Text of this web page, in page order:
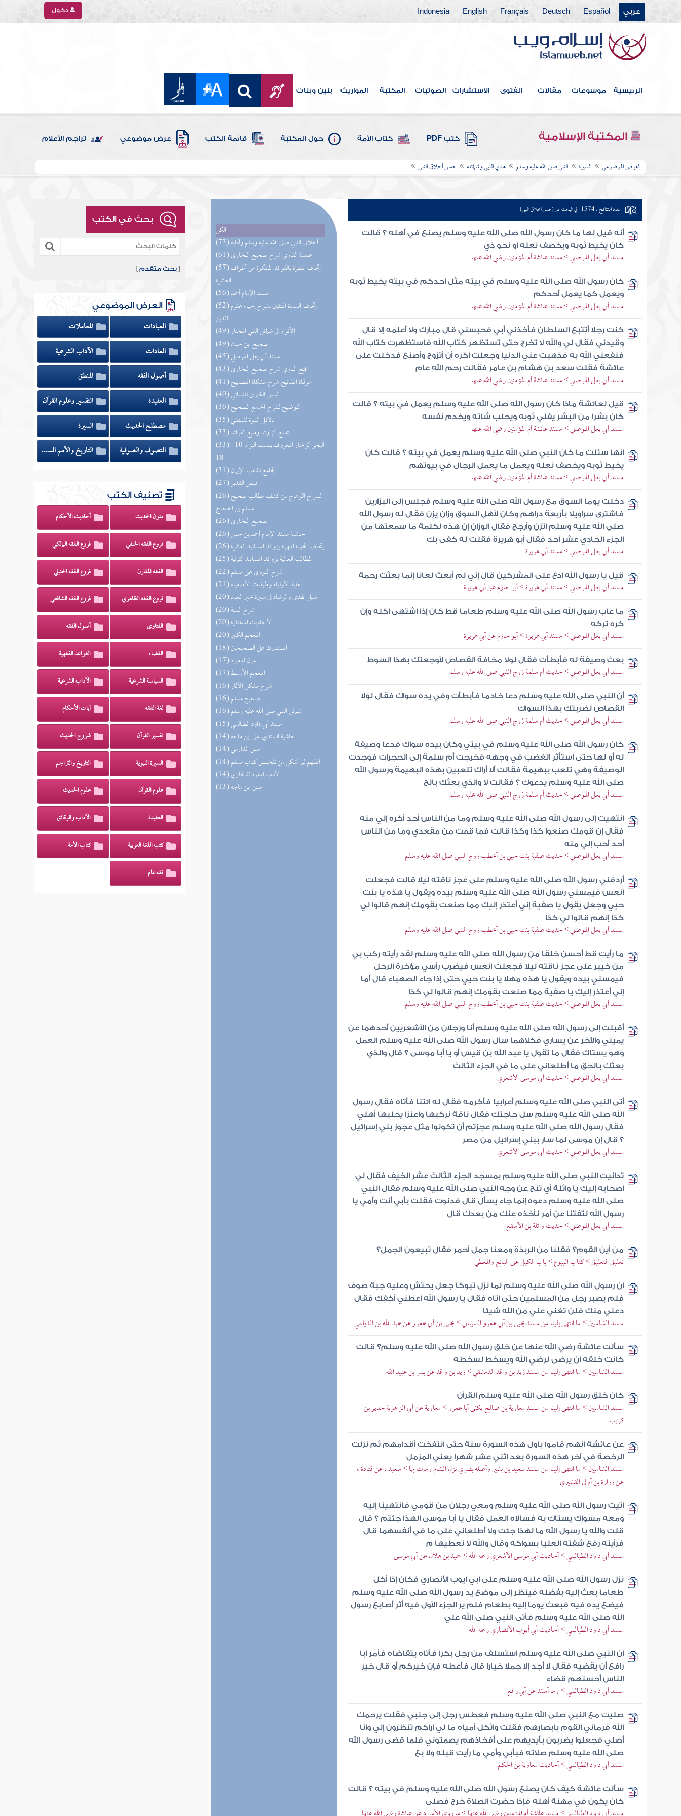
عربي Español
Deutsch
Français
English
Indonesia دخول
الرئيسية موسوعات مقالات الفتوى الاستشارات الصوتيات المكتبة المواريث بنين وبنات
المكتبة الإسلامية كتب PDF كتاب الأمة حول المكتبة قائمة الكتب عرض موضوعي تراجم الأعلام
العرض الموضوعي السيرة النبي صلى الله عليه وسلم هدي النبي وشمائله حسن أخلاق النبي
الكل
(73) أخلاق النبي صلى الله عليه وسلم وآدابه
(61) عمدة القاري شرح صحيح البخاري
(57) إتحاف المهرة بالفوائد المبتكرة من أطراف
العشرة
(56) مسند الإمام أحمد
(52) إتحاف السادة المتقين بشرح إحياء علوم
الدين
(49) الأنوار في شمائل النبي المختار
(49) صحيح ابن حبان
(45) مسند أبي يعلى الموصلي
(43) فتح الباري شرح صحيح البخاري
(41) مرقاة المفاتيح شرح مشكاة المصابيح
(40) السنن الكبرى للنسائي
(36) التوضيح لشرح الجامع الصحيح
(35) دلائل النبوة للبيهقي
(33) مجمع الزاوئد ومنبع الفوائد
(33) البحر الزخار المعروف بمسند البزار 10 -
18
(31) الجامع لشعب الإيمان
(27) فيض القدير
(26) السراج الوهاج من كشف مطالب صحيح
مسلم بن الحجاج
(26) صحيح البخاري
(26) حاشية مسند الإمام أحمد بن حنبل
(26) إتحاف الخيرة المهرة بزوائد المسانيد العشرة
(25) المطالب العالية بزوائد المسانيد الثمانية
(22) شرح النووي على مسلم
(21) حلية الأولياء وطبقات الأصفياء
(20) سبل الهدى والرشاد في سيرة خير العباد
(20) شرح السنة
(20) الأحاديث المختارة
(20) المعجم الكبير
(18) المستدرك على الصحيحين
(17) عون المعبود
(17) المعجم الأوسط
(16) شرح مشكل الآثار
(16) صحيح مسلم
(16) شمائل النبي صلى الله عليه وسلم
(15) مسند أبي داود الطيالسي
(14) حاشية السندي على ابن ماجه
(14) سنن الدارمي
(14) المفهم لما أشكل من تلخيص كتاب مسلم
(14) الأدب المفرد للبخاري
(13) سنن ابن ماجه
عدد النتائج : 1574 في البحث عن (حسن أخلاق النبي)
أنه قيل لها ما كان رسول الله صلى الله عليه وسلم يصنع في أهله ؟ قالت
كان يخيط ثوبه ويخصف نعله أو نحو ذي
مسند أبي يعلى الموصلي > مسند عائشة أم المؤمنين رضي الله عنها
كان رسول الله صلى الله عليه وسلم في بيته مثل أحدكم في بيته يخيط ثوبه
ويعمل كما يعمل أحدكم
مسند أبي يعلى الموصلي > مسند عائشة أم المؤمنين رضي الله عنها
كنت رجلا أتتبع السلطان فأخذني أبي فحبسني قال مبارك ولا أعلمه إلا قال
وقيدني فقال لي والله لا تخرج حتى تستظهر كتاب الله فاستظهرت كتاب الله
فنفعني الله به فذهبت عني الدنيا وجعلت أكره أن أتزوج وأصنع فدخلت على
عائشة فقلت سعد بن هشام بن عامر فقالت رحم الله عام
مسند أبي يعلى الموصلي > مسند عائشة أم المؤمنين رضي الله عنها
قيل لعائشة ماذا كان رسول الله صلى الله عليه وسلم يعمل في بيته ؟ قالت
كان بشرا من البشر يفلي ثوبه ويحلب شاته ويخدم نفسه
مسند أبي يعلى الموصلي > مسند عائشة أم المؤمنين رضي الله عنها
أنها سئلت ما كان النبي صلى الله عليه وسلم يعمل في بيته ؟ قالت كان
يخيط ثوبه ويخصف نعله ويعمل ما يعمل الرجال في بيوتهم
مسند أبي يعلى الموصلي > مسند عائشة أم المؤمنين رضي الله عنها
دخلت يوما السوق مع رسول الله صلى الله عليه وسلم فجلس إلى البزارين
فاشترى سراويلا بأربعة دراهم وكان لأهل السوق وزان يزن فقال له رسول الله
صلى الله عليه وسلم اتزن وأرجح فقال الوزان إن هذه لكلمة ما سمعتها من
الجزء الحادي عشر أحد فقال أبو هريرة فقلت له كفى بك
مسند أبي يعلى الموصلي > مسند أبي هريرة
قيل يا رسول الله ادع على المشركين قال إني لم أبعث لعانا إنما بعثت رحمة
مسند أبي يعلى الموصلي > مسند أبي هريرة > أبو حازم عن أبي هريرة
ما عاب رسول الله صلى الله عليه وسلم طعاما قط كان إذا اشتهى أكله وإن
كره تركه
مسند أبي يعلى الموصلي > مسند أبي هريرة > أبو حازم عن أبي هريرة
بعث وصيفة له فأبطأت فقال لولا مخافة القصاص لأوجعتك بهذا السوط
مسند أبي يعلى الموصلي > حديث أم سلمة زوج النبي صلى الله عليه وسلم
أن النبي صلى الله عليه وسلم دعا خادما فأبطأت وفي يده سواك فقال لولا
القصاص لضربتك بهذا السواك
مسند أبي يعلى الموصلي > حديث أم سلمة زوج النبي صلى الله عليه وسلم
كان رسول الله صلى الله عليه وسلم في بيتي وكان بيده سواك فدعا وصيفة
له أو لها حتى استأثر الغضب في وجهه فخرجت أم سلمة إلى الحجرات فوجدت
الوصيفة وهي تلعب ببهيمة فقالت ألا أراك تلعبين بهذه البهيمة ورسول الله
صلى الله عليه وسلم يدعوك ؟ فقالت لا والذي بعثك بالح
مسند أبي يعلى الموصلي > حديث أم سلمة زوج النبي صلى الله عليه وسلم
انتهيت إلى رسول الله صلى الله عليه وسلم وما من الناس أحد أكره إلي منه
فقال إن قومك صنعوا كذا وكذا قالت فما قمت من مقعدي وما من الناس
أحد أحب إلي منه
مسند أبي يعلى الموصلي > حديث صفية بنت حيي بن أخطب زوج النبي صلى الله عليه وسلم
أردفني رسول الله صلى الله عليه وسلم على عجز ناقته ليلا قالت فجعلت
أنعس فيمسني رسول الله صلى الله عليه وسلم بيده ويقول يا هذه يا بنت
حيي وجعل يقول يا صفية إني أعتذر إليك مما صنعت بقومك إنهم قالوا لي
كذا إنهم قالوا لي كذا
مسند أبي يعلى الموصلي > حديث صفية بنت حيي بن أخطب زوج النبي صلى الله عليه وسلم
ما رأيت قط أحسن خلقا من رسول الله صلى الله عليه وسلم لقد رأيته ركب بي
من خيبر على عجز ناقته ليلا فجعلت أنعس فيضرب رأسي مؤخرة الرحل
فيمسني بيده ويقول يا هذه مهلا يا بنت حيي حتى إذا جاء الصهباء قال أما
إني أعتذر إليك يا صفية مما صنعت بقومك إنهم قالوا لي كذا
مسند أبي يعلى الموصلي > حديث صفية بنت حيي بن أخطب زوج النبي صلى الله عليه وسلم
أقبلت إلى رسول الله صلى الله عليه وسلم أنا ورجلان من الأشعريين أحدهما عن
يميني والآخر عن يساري فكلاهما سأل رسول الله صلى الله عليه وسلم العمل
وهو يستاك فقال ما تقول يا عبد الله بن قيس أو يا أبا موسى ؟ قال والذي
بعثك بالحق ما أطلعاني على ما في الجزء الثالث
مسند أبي يعلى الموصلي > حديث أبي موسى الأشعري
أتى النبي صلى الله عليه وسلم أعرابيا فأكرمه فقال له ائتنا فأتاه فقال رسول
الله صلى الله عليه وسلم سل حاجتك فقال ناقة نركبها وأعنزا يحلبها أهلي
فقال رسول الله صلى الله عليه وسلم عجزتم أن تكونوا مثل عجوز بني إسرائيل
؟ قال إن موسى لما سار ببني إسرائيل من مصر
مسند أبي يعلى الموصلي > حديث أبي موسى الأشعري
تدانيت النبي صلى الله عليه وسلم بمسجد الجزء الثالث عشر الخيف فقال لي
أصحابه إليك يا واثلة أي تنح عن وجه النبي صلى الله عليه وسلم فقال النبي
صلى الله عليه وسلم دعوه إنما جاء يسأل قال فدنوت فقلت بأبي أنت وأمي يا
رسول الله لتفتنا عن أمر نأخذه عنك من بعدك قال
مسند أبي يعلى الموصلي > حديث واثلة بن الأسقع
من أين القوم؟ فقلنا من الربذة ومعنا جمل أحمر فقال تبيعون الجمل؟
تغليق التعليق > كتاب البيوع > باب الكيل على البائع والمعطي
أن رسول الله صلى الله عليه وسلم لما نزل تبوكا جعل يحتش وعليه جبة صوف
فلم يصبر رجل من المسلمين حتى أتاه فقال يا رسول الله أعطني أكفك فقال
دعني منك فلن تغني عني من الله شيئا
مسند الشاميين > ما انتهى إلينا من مسند يحيى بن أبي عمرو السيباني > يحيى بن أبي عمرو عن عبد الله بن الديلمي
سألت عائشة رضي الله عنها عن خلق رسول الله صلى الله عليه وسلم؟ قالت
كانت خلقه أن يرضى لرضي الله ويسخط لسخطه
مسند الشاميين > ما انتهى إلينا من مسند زيد بن واقد الدمشقي > زيد بن واقد عن بسر بن عبيد الله
كان خلق رسول الله صلى الله عليه وسلم القرآن
مسند الشاميين > ما انتهى إلينا من مسند معاوية بن صالح يكنى أبا عمرو > معاوية عن أبي الزاهرية حدير بن
كريب
عن عائشة أنهم قاموا بأول هذه السورة سنة حتى انتفخت أقدامهم ثم نزلت
الرخصة في آخر هذه السورة بعد اثني عشر شهرا يعني المزمل
مسند الشاميين > ما انتهى إلينا من مسند سعيد بن بشير وأصله بصري نزل الشام ومات بها > سعيد ، عن قتادة ،
عن زرارة بن أوفى القشيري
أتيت رسول الله صلى الله عليه وسلم ومعي رجلان من قومي فانتهينا إليه
ومعه مسواك يستاك به فسألاه العمل فقال يا أبا موسى ألهذا جئتم ؟ قال
قلت والله يا رسول الله ما لهذا جئت ولا أطلعاني على ما في أنفسهما قال
فرأيته رفع شفته العليا بسواكه وقال والله لا نعطيها م
مسند أبي داود الطيالسي > أحاديث أبي موسى الأشعري رحمه الله > حميد بن هلال عن أبي موسى
نزل رسول الله صلى الله عليه وسلم على أبي أيوب الأنصاري فكان إذا أكل
طعاما بعث إليه بفضله فينظر إلى موضع يد رسول الله صلى الله عليه وسلم
فيضع يده فيه فبعث يوما إليه بطعام فلم ير الجزء الأول فيه أثر أصابع رسول
الله صلى الله عليه وسلم فأتى النبي صلى الله علي
مسند أبي داود الطيالسي > أحاديث أبي أيوب الأنصاري رحمه الله
أن النبي صلى الله عليه وسلم استسلف من رجل بكرا فأتاه يتقاضاه فأمر أبا
رافع أن يقضيه فقال لا أجد إلا جملا خيارا قال فأعطه فإن خيركم أو قال خير
الناس أحسنهم قضاء
مسند أبي داود الطيالسي > وما أسند عن أبي رافع
صليت مع النبي صلى الله عليه وسلم فعطس رجل إلى جنبي فقلت يرحمك
الله فرماني القوم بأبصارهم فقلت واثكل أمياه ما لي أراكم تنظرون إلي وأنا
أصلي فجعلوا يضربون بأيديهم على أفخاذهم يصمتوني فلما قضى رسول الله
صلى الله عليه وسلم صلاته فبأبي وأمي ما رأيت قبله ولا بع
مسند أبي داود الطيالسي > أحاديث معاوية بن الحكم
سألت عائشة كيف كان يصنع رسول الله صلى الله عليه وسلم في بيته ؟ قالت
كان يكون في مهنة أهله فإذا حضرت الصلاة خرج فصلى
بحث في الكتب
[بحث متقدم ]
العرض الموضوعي
العبادات
المعاملات
العادات
الآداب الشرعية
أصول الفقه
المنطق
العقيدة
التفسير وعلوم القرآن
مصطلح الحديث
السيرة
التصوف والصوفية
التاريخ والأمم السابقة
تصنيف الكتب
متون الحديث أحاديث الأحكام
فروع الفقه الحنفي فروع الفقه المالكي
الفقه المقارن فروع الفقه الحنبلي
فروع الفقه الظاهري فروع الفقه الشافعي
الفتاوى أصول الفقه
القضاء القواعد الفقهية
السياسة الشرعية الآداب الشرعية
لغة الفقه آيات الأحكام
تفسير القرآن شروح الحديث
السيرة النبوية التاريخ والتراجم
علوم القرآن علوم الحديث
العقيدة الآداب والرقائق
كتب اللغة العربية كتاب الأمة
فقه عام